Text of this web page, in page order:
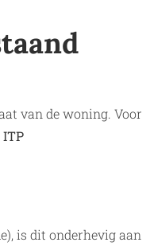
van de woning. Voor
ITP
is dit onderhevig aan